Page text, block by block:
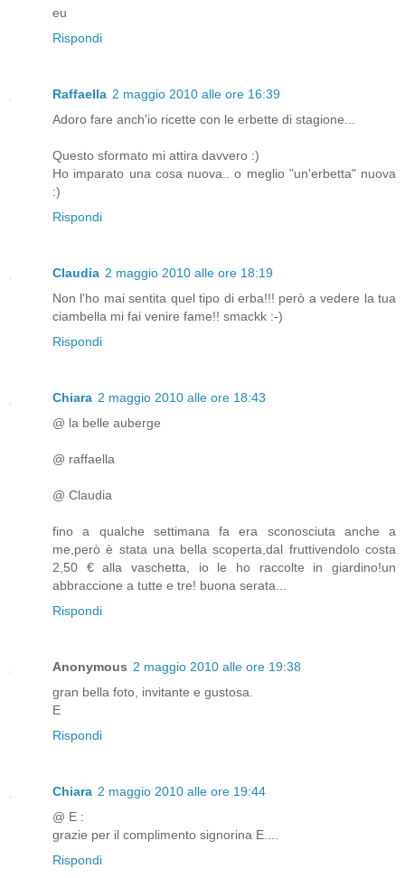
eu
Rispondi
Raffaella 2 maggio 2010 alle ore 16:39
Adoro fare anch'io ricette con le erbette di stagione...
Questo sformato mi attira davvero :)
Ho imparato una cosa nuova.. o meglio "un'erbetta" nuova
:)
Rispondi
Claudia 2 maggio 2010 alle ore 18:19
Non l'ho mai sentita quel tipo di erba!!! però a vedere la tua
ciambella mi fai venire fame!! smackk :-)
Rispondi
Chiara 2 maggio 2010 alle ore 18:43
@ la belle auberge
@ raffaella
@ Claudia
fino a qualche settimana fa era sconosciuta anche a
me,però è stata una bella scoperta,dal fruttivendolo costa
2,50 € alla vaschetta, io le ho raccolte in giardino!un
abbraccione a tutte e tre! buona serata...
Rispondi
Anonymous 2 maggio 2010 alle ore 19:38
gran bella foto, invitante e gustosa.
E
Rispondi
Chiara 2 maggio 2010 alle ore 19:44
@ E :
grazie per il complimento signorina E....
Rispondi